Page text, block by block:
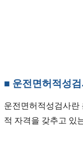
■ 운전면허적성
운전면허적성검사란
적 자격을 갖추고 있